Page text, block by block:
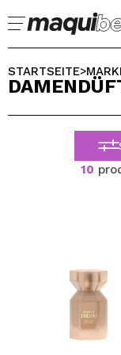
Ich bin bereits
Ich habe hier kein
STARTSEITE>
10